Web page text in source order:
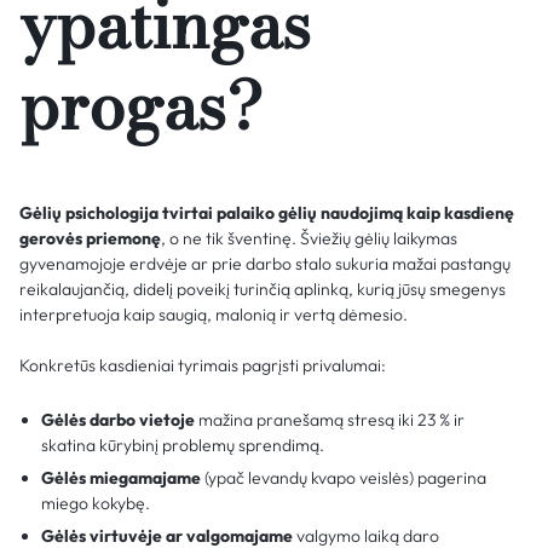
ypatingas
progas?
Gėlių psichologija tvirtai palaiko gėlių naudojimą kaip kasdienę
gerovės priemonę, o ne tik šventinę. Šviežių gėlių laikymas
gyvenamojoje erdvėje ar prie darbo stalo sukuria mažai pastangų
reikalaujančią, didelį poveikį turinčią aplinką, kurią jūsų smegenys
interpretuoja kaip saugią, malonią ir vertą dėmesio.
Konkretūs kasdieniai tyrimais pagrįsti privalumai:
Gėlės darbo vietoje mažina pranešamą stresą iki 23 % ir
skatina kūrybinį problemų sprendimą.
Gėlės miegamajame(ypač levandų kvapo veislės) pagerina
miego kokybę.
Gėlės virtuvėje ar valgomajamevalgymo laiką daro